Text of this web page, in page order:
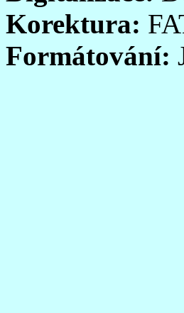
Korektura:
Formátování: